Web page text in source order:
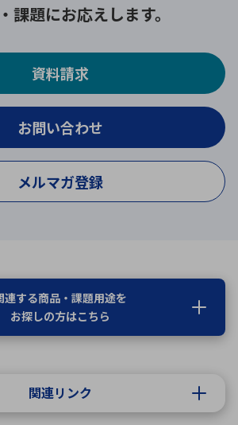
課題にお応えします。
資料請求
お問い合わせ
メルマガ登録
連する商品・課題用途を
お探しの方はこちら
関連リンク